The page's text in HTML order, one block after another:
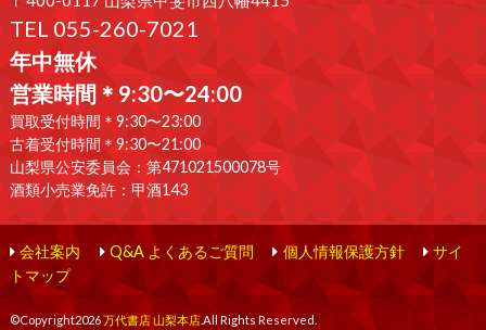
TEL 055-260-7021
年中無休
営業時間＊9:30〜24:00
買取受付時間＊9:30〜23:00
古着受付時間＊9:30〜21:00
山梨県公安委員会：第471021500078号
酒類小売業免許：甲酒143
会社案内 Q&A よくあるご質問 個人情報保護方針
サイ
トマップ
©Copyright2026万代書店 山梨本店.All Rights Reserved.